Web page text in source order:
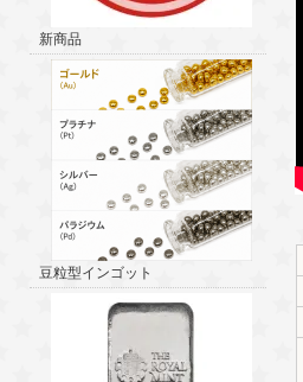
新商品
豆粒型インゴット